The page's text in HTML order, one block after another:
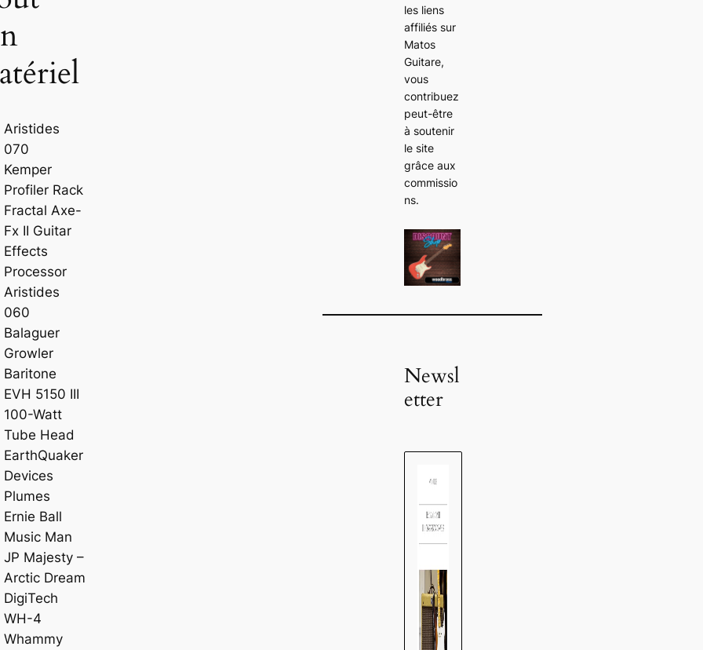
Aristides
070
Kemper
Profiler Rack
Fractal Axe-
Fx II Guitar
Effects
Processor
Aristides
060
Balaguer
Growler
Baritone
EVH 5150 III
100-Watt
Tube Head
EarthQuaker
Devices
Plumes
Ernie Ball
Music Man
JP Majesty –
Arctic Dream
DigiTech
WH-4
Whammy
les liens
affiliés sur
Matos
Guitare,
vous
contribuez
peut-être
à soutenir
le site
grâce aux
commissio
ns.
Newsl
etter